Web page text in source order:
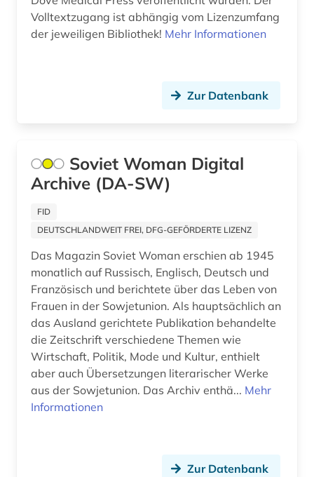
frankreich (2)
geochemie (1)
geologie (1)
geophysik (1)
geosystem (1)
geowissenschaften (1)
geschichte (14)
geschichte 1699-1812 (1)
geschichte 1740-1900 (1)
geschichte 1800-1929 (1)
Ukraine (1)
Volltextzugang ist abhängig vom Lizenzumfang
der jeweiligen Bibliothek! Mehr Informationen
Zur Datenbank
Soviet Woman Digital
Archive (DA-SW)
FID
DEUTSCHLANDWEIT FREI, DFG-GEFÖRDERTE LIZENZ
Das Magazin Soviet Woman erschien ab 1945
monatlich auf Russisch, Englisch, Deutsch und
Französisch und berichtete über das Leben von
Frauen in der Sowjetunion. Als hauptsächlich an
das Ausland gerichtete Publikation behandelte
die Zeitschrift verschiedene Themen wie
Wirtschaft, Politik, Mode und Kultur, enthielt
aber auch Übersetzungen literarischer Werke
aus der Sowjetunion. Das Archiv enthä... Mehr
Informationen
Zur Datenbank